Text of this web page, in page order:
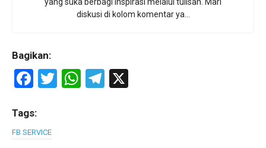
diskusi di kolom komentar ya...
Bagikan:
F
ce
b
T
W T
Tags:
FB SERVICE